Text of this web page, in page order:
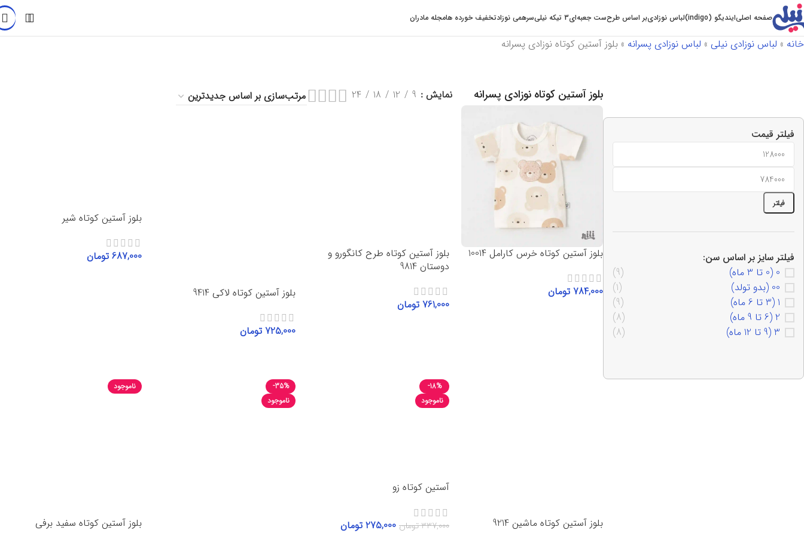
صفحه اصلیایندیگو (indigo) لباس نوزادیبر اساس طرحست جعبه‌ای3 تیکه نیلی سرهمی نوزادتخفیف خورده هامجله مادران
خانه » لباس نوزادی نیلی » لباس نوزادی پسرانه » بلوز آستین کوتاه نوزادی پسرانه
فیلتر قیمت
فیلتر
فیلتر سایز بر اساس سن:
0 (0 تا 3 ماه)
(9)
00 (بدو تولد)
(1)
1 (3 تا 6 ماه)
(9)
2 (6 تا 9 ماه)
(8)
3 (9 تا 12 ماه)
(8)
بلوز آستین کوتاه نوزادی پسرانه نمایش 9
12
18
24
بلوز آستین کوتاه خرس کارامل 10014
784,000 تومان
بلوز آستین کوتاه طرح کانگورو و
دوستان 9814
761,000 تومان
بلوز آستین کوتاه لاکی 9414
725,000 تومان
بلوز آستین کوتاه شیر
687,000 تومان
بلوز آستین کوتاه ماشین 9214
-18%
ناموجود
آستین کوتاه زو
337,000تومان 275,000 تومان
-35%
ناموجود
ناموجود
بلوز آستین کوتاه سفید برفی